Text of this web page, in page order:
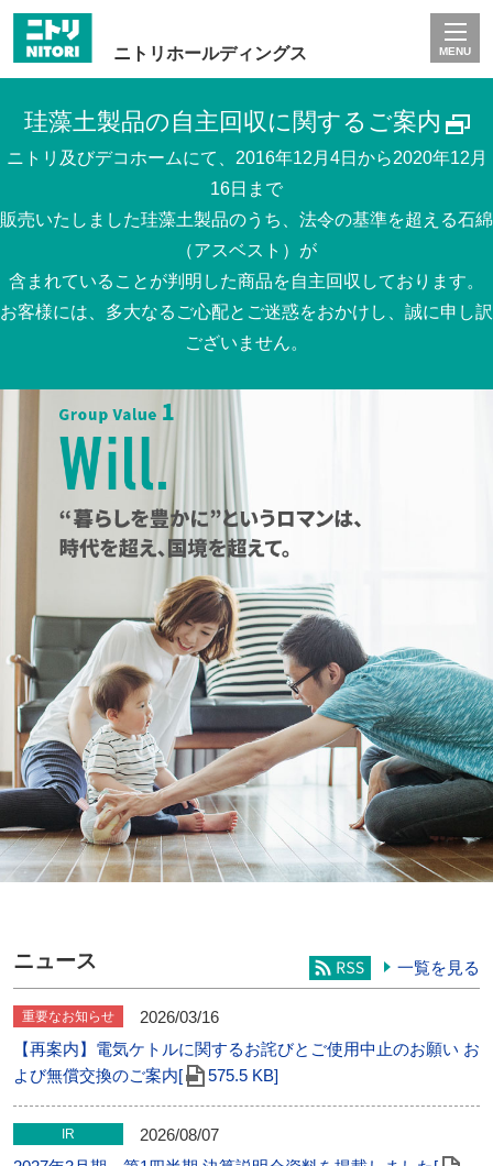
ニトリホールディングス MENU
珪藻土製品の自主回収に関するご案内
ニトリ及びデコホームにて、2016年12月4日から2020年12月
16日まで
販売いたしました珪藻土製品のうち、法令の基準を超える石綿
（アスベスト）が
含まれていることが判明した商品を自主回収しております。
お客様には、多大なるご心配とご迷惑をおかけし、誠に申し訳
ございません。
ニュース 一覧を見る
重要なお知らせ
2026/03/16
【再案内】電気ケトルに関するお詫びとご使用中止のお願い お
よび無償交換のご案内[
575.5 KB]
IR
2026/08/07